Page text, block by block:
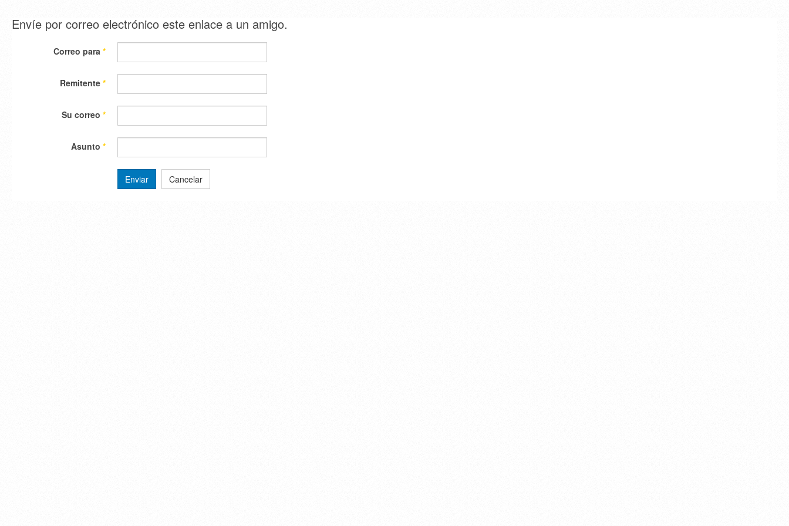
Envíe por correo electrónico este enlace a un amigo.
Correo para *
Remitente *
Su correo *
Asunto *
Enviar Cancelar